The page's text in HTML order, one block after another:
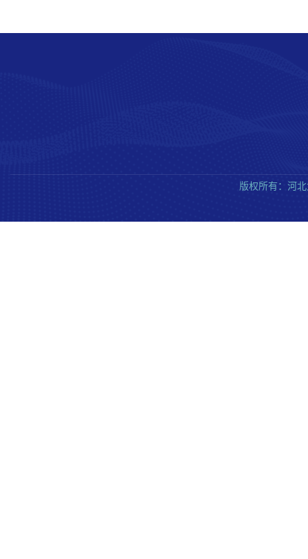
版权所有：河